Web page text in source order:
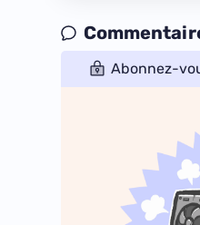
Abonnez-